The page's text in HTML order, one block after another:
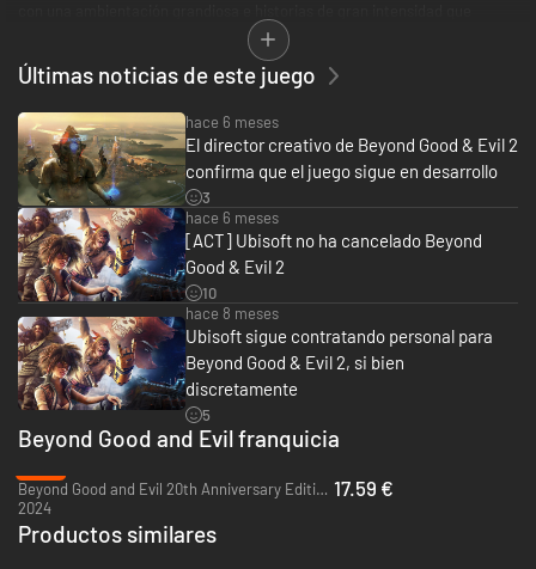
transcurren en un vasto universo Forja tu camino a través de las estrellas
El Sistema 3 es el hogar de clones híbridos y humanos, nacidos con un
destino ya escrito y atrapados en una sociedad controlada por el tiránico
hacerse con recursos y poder, mientras que los clones forman un
entramado de herencias culturales y espirituales tan variado y rico como
el de la vieja Tierra, manteniendo vivo un pasado (y un planeta) que nunca
conocieron. En esta nueva era de piratería, comenzarás como grumete y
te convertirás en una leyenda, viviendo aventuras al lado de personajes
increíbles y forjando tu propio camino a través de las estrellas.
Últimas noticias de este juego
hace 6 meses
El director creativo de Beyond Good & Evil 2
confirma que el juego sigue en desarrollo
3
hace 6 meses
[ACT] Ubisoft no ha cancelado Beyond
Good & Evil 2
10
hace 8 meses
Ubisoft sigue contratando personal para
Beyond Good & Evil 2, si bien
discretamente
5
Beyond Good and Evil franquicia
Beyond Good and Evil 20th Anniversary Edition - PC (Ubisoft Connect)
2024
17.59 €
Productos similares